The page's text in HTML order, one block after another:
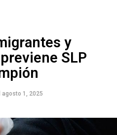
y
SLP
agosto 1, 2025